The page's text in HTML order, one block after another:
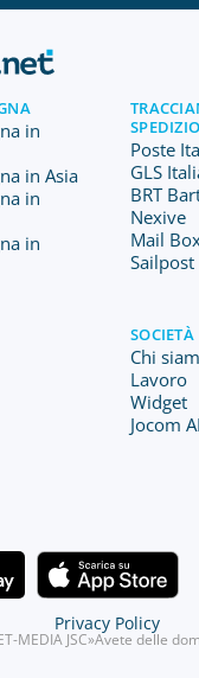
in
in Asia
in
in
Poste
GLS
BRT
Nexive
Mail
Sailpost
SOCIETÀ
Chi
Lavoro
Widget
Jocom
MEDIA JSC»Avete delle
Privacy Policy